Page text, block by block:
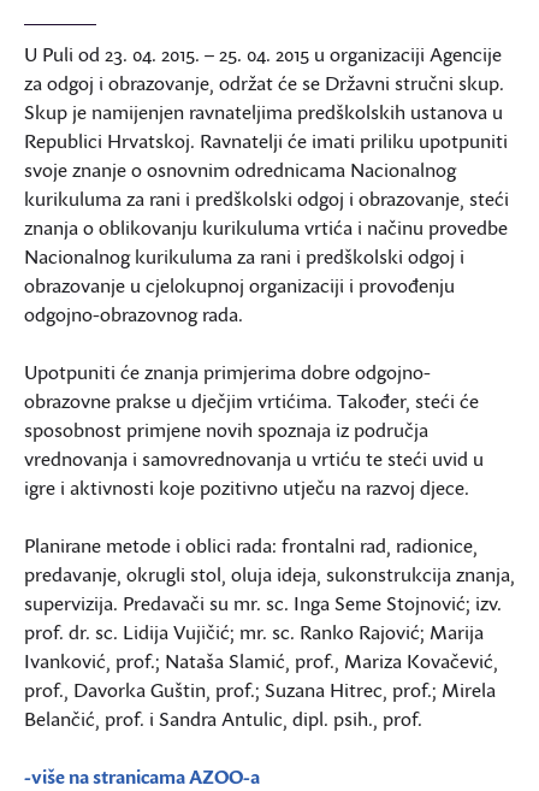
U Puli od 23. 04. 2015. – 25. 04. 2015 u organizaciji Agencije
za odgoj i obrazovanje, održat će se Državni stručni skup.
Skup je namijenjen ravnateljima predškolskih ustanova u
Republici Hrvatskoj. Ravnatelji će imati priliku upotpuniti
svoje znanje o osnovnim odrednicama Nacionalnog
kurikuluma za rani i predškolski odgoj i obrazovanje, steći
znanja o oblikovanju kurikuluma vrtića i načinu provedbe
Nacionalnog kurikuluma za rani i predškolski odgoj i
obrazovanje u cjelokupnoj organizaciji i provođenju
odgojno-obrazovnog rada.
Upotpuniti će znanja primjerima dobre odgojno-
obrazovne prakse u dječjim vrtićima. Također, steći će
sposobnost primjene novih spoznaja iz područja
vrednovanja i samovrednovanja u vrtiću te steći uvid u
igre i aktivnosti koje pozitivno utječu na razvoj djece.
Planirane metode i oblici rada: frontalni rad, radionice,
predavanje, okrugli stol, oluja ideja, sukonstrukcija znanja,
supervizija. Predavači su mr. sc. Inga Seme Stojnović; izv.
prof. dr. sc. Lidija Vujičić; mr. sc. Ranko Rajović; Marija
Ivanković, prof.; Nataša Slamić, prof., Mariza Kovačević,
prof., Davorka Guštin, prof.; Suzana Hitrec, prof.; Mirela
Belančić, prof. i Sandra Antulic, dipl. psih., prof.
-više na stranicama AZOO-a